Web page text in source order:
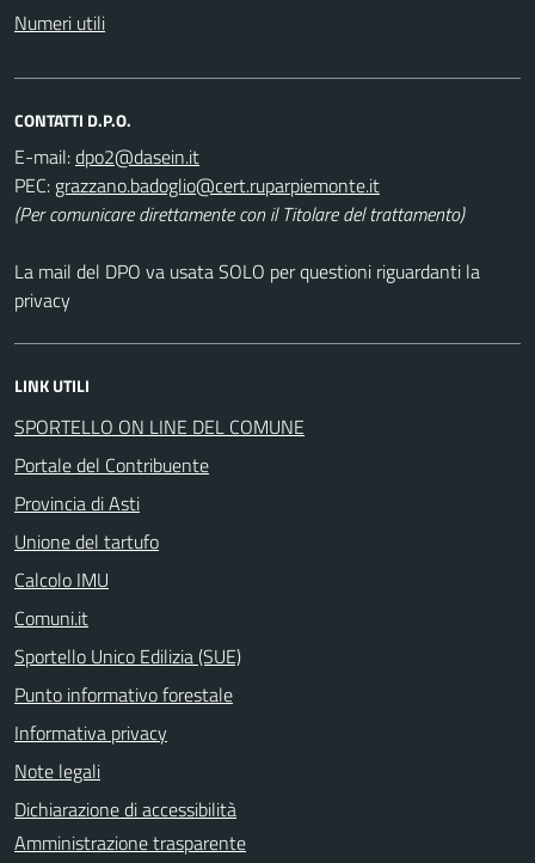
Numeri utili
CONTATTI D.P.O.
E-mail:
PEC:
(Per comunicare direttamente con il Titolare del trattamento)
La mail del DPO va usata SOLO per questioni riguardanti la
privacy
LINK UTILI
SPORTELLO ON LINE DEL COMUNE
Portale del Contribuente
Provincia di Asti
Unione del tartufo
Calcolo IMU
Comuni.it
Sportello Unico Edilizia (SUE)
Punto informativo forestale
Informativa privacy
Note legali
Dichiarazione di accessibilità
Amministrazione trasparente